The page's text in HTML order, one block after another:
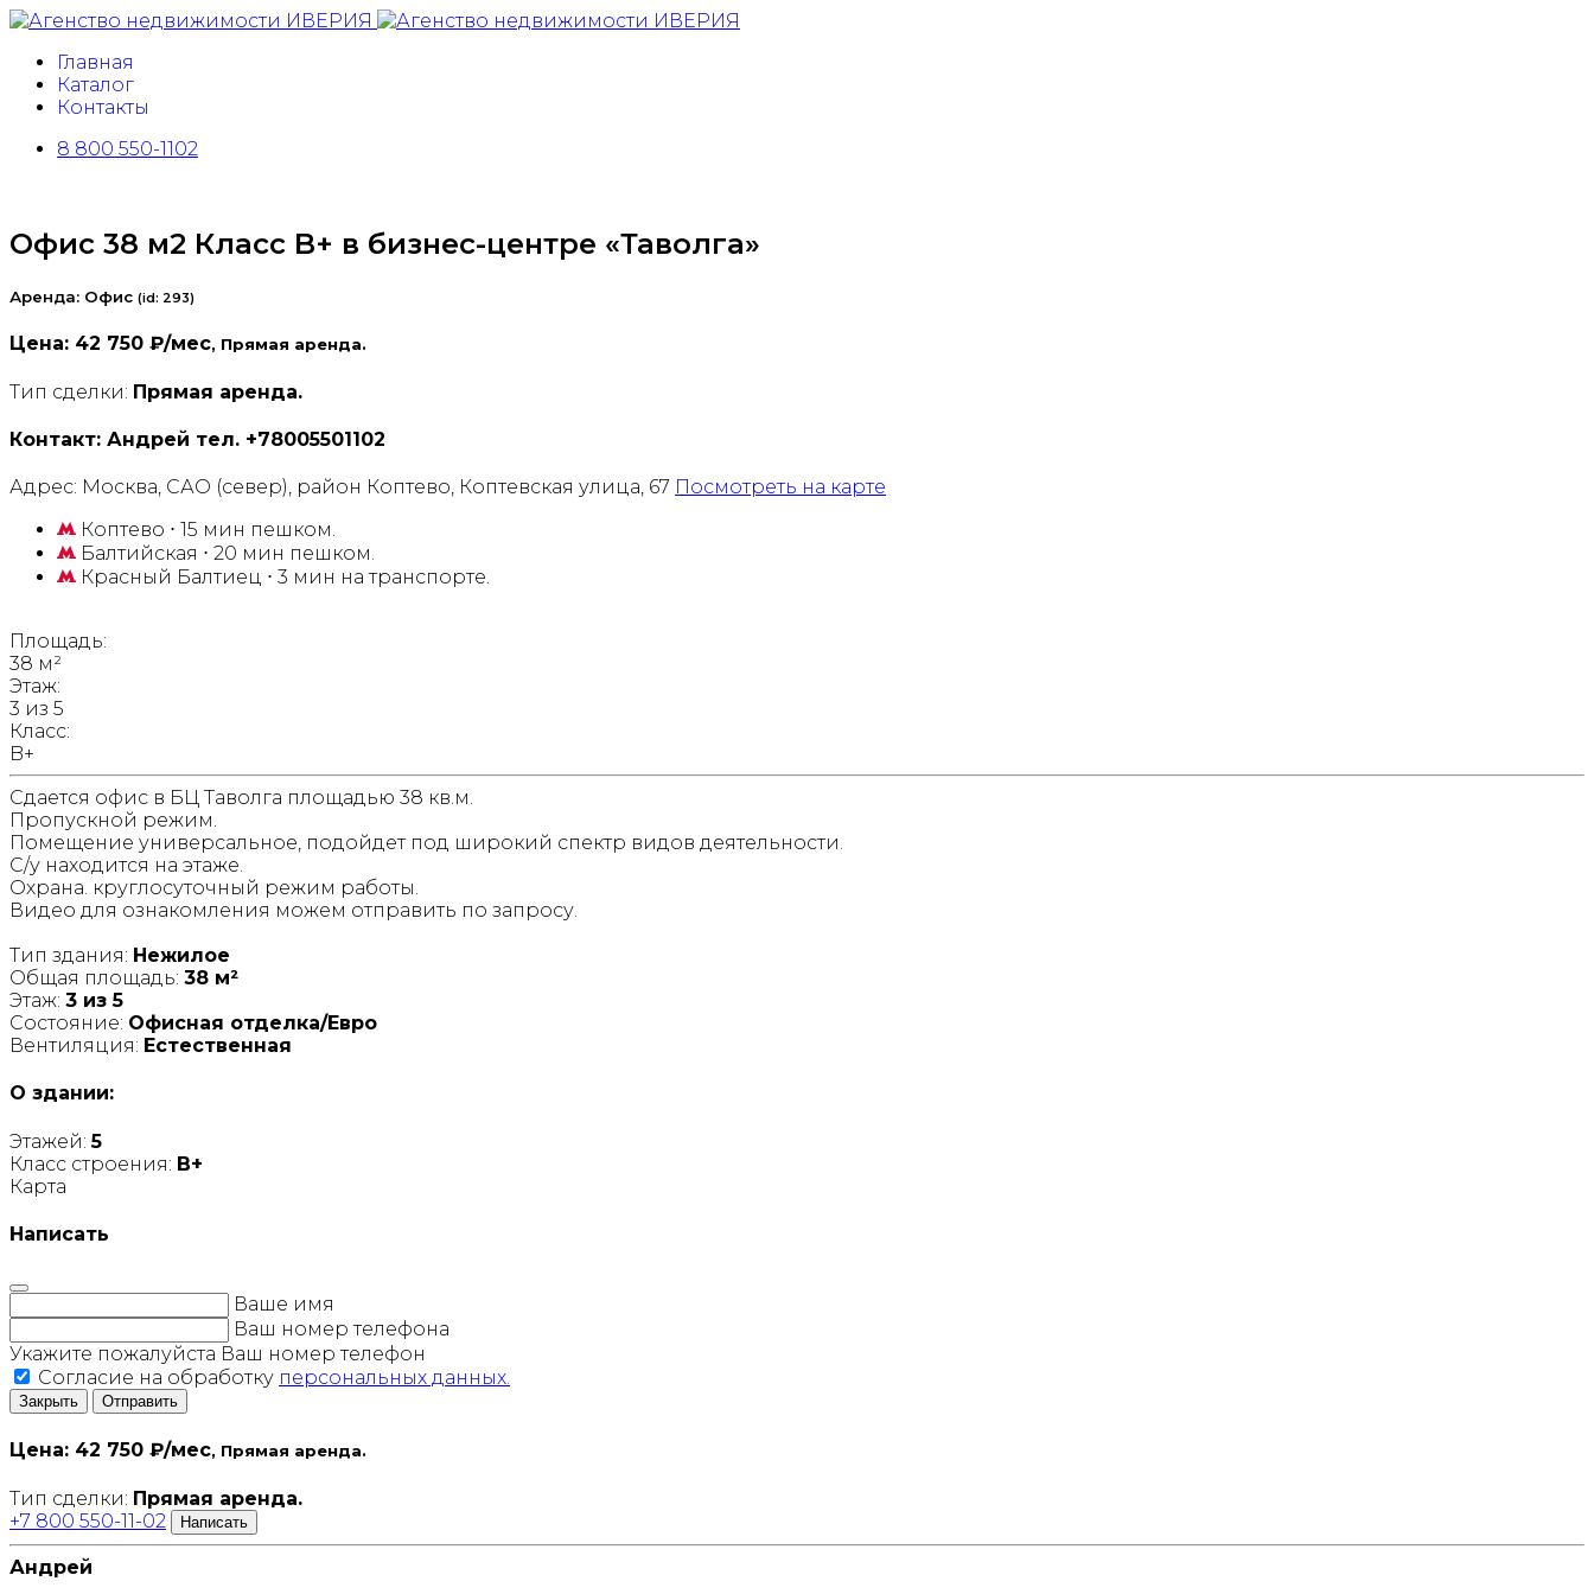
Главная
Каталог
Контакты
8 800 550-1102
Офис 38 м2 Класс B+ в бизнес-центре «Таволга»
Аренда: Офис (id: 293)
Цена: 42 750 ₽/мес, Прямая аренда.
Тип сделки: Прямая аренда.
Контакт: Андрей тел. +78005501102
Адрес: Москва, САО (север), район Коптево, Коптевская улица, 67 Посмотреть на карте
Коптево ⋅ 15 мин пешком.
Балтийская ⋅ 20 мин пешком.
Красный Балтиец ⋅ 3 мин на транспорте.
Площадь:
38 м²
Этаж:
3 из 5
Класс:
B+
Сдается офис в БЦ Таволга площадью 38 кв.м.
Пропускной режим.
Помещение универсальное, подойдет под широкий спектр видов деятельности.
С/у находится на этаже.
Охрана. круглосуточный режим работы.
Видео для ознакомления можем отправить по запросу.
Тип здания: Нежилое
Общая площадь: 38 м²
Этаж: 3 из 5
Состояние: Офисная отделка/Евро
Вентиляция: Естественная
О здании:
Этажей:5
Класс строения: B+
Карта
Написать
Ваше имя
Ваш номер телефона
Укажите пожалуйста Ваш номер телефон
Согласие на обработку персональных данных.
Закрыть Отправить
Цена: 42 750 ₽/мес, Прямая аренда.
Тип сделки: Прямая аренда.
+7 800 550-11-02
Написать
Андрей